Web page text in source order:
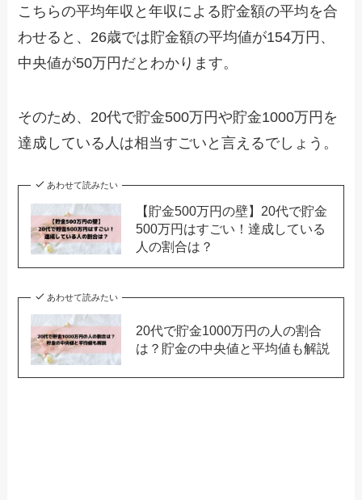
こちらの平均年収と年収による貯金額の平均を合
わせると、26歳では貯金額の平均値が154万円、
中央値が50万円だとわかります。
そのため、20代で貯金500万円や貯金1000万円を
達成している人は相当すごいと言えるでしょう。
あわせて読みたい
【貯金500万円の壁】20代で貯金
500万円はすごい！達成している
人の割合は？
あわせて読みたい
20代で貯金1000万円の人の割合
は？貯金の中央値と平均値も解説